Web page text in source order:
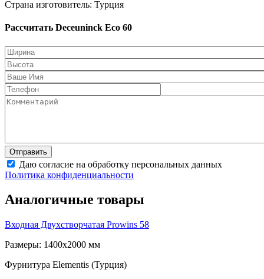
Страна изготовитель: Турция
Рассчитать Deceuninck Eco 60
Даю согласие на обработку персональных данных
Политика конфиденциальности
Аналогичные товары
Входная Двухстворчатая Prowins 58
Размеры: 1400x2000 мм
Фурнитура Elementis (Турция)